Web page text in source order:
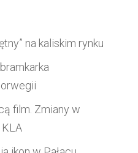
na kaliskim rynku
film. Zmiany w